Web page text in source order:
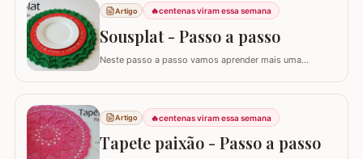
cerca de 43 cm, além de tesoura e agulha de tapeçaria
Artigo 🔥centenas viram essa semana
Sousplat - Passo a passo
Neste passo a passo vamos aprender mais uma
acabamento remete imediatamente ao formato de
natal :)…
Artigo 🔥centenas viram essa semana
Tapete paixão - Passo a passo